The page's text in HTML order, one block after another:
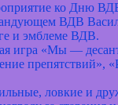
ко Дню
ВДВ
и эмблеме ВДВ.
игра «Мы —
препятствий»,
ловкие и